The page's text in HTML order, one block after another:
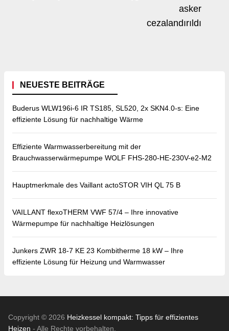
asker
cezalandırıldı
NEUESTE BEITRÄGE
Buderus WLW196i-6 IR TS185, SL520, 2x SKN4.0-s: Eine
effiziente Lösung für nachhaltige Wärme
Effiziente Warmwasserbereitung mit der
Brauchwasserwärmepumpe WOLF FHS-280-HE-230V-e2-M2
Hauptmerkmale des Vaillant actoSTOR VIH QL 75 B
VAILLANT flexoTHERM VWF 57/4 – Ihre innovative
Wärmepumpe für nachhaltige Heizlösungen
Junkers ZWR 18-7 KE 23 Kombitherme 18 kW – Ihre
effiziente Lösung für Heizung und Warmwasser
Copyright © 2026 Heizkessel kompakt: Tipps für effizientes
Heizen - Alle Rechte vorbehalten.